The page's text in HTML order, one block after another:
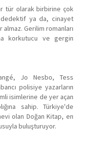
tür olarak birbirine çok
ya da, cinayet
almaz. Gerilim romanları
korkutucu ve gergin
Jo Nesbo, Tess
polisiye yazarların
isimlerine de yer açan
sahip. Türkiye'de
olan Doğan Kitap, en
buluşturuyor.